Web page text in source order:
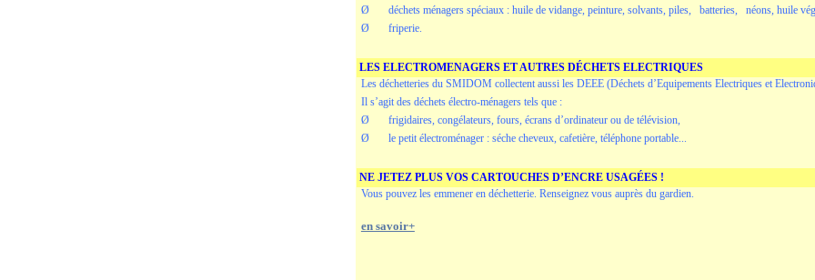
Ø
déchets ménagers spéciaux : huile de vidange, peinture, solvants, piles, batteries, néons, huile
Ø
friperie.
LES ELECTROMENAGERS ET AUTRES DÉCHETS ELECTRIQUES
Les déchetteries du SMIDOM collectent aussi les DEEE (Déchets d’Equipements Electriques et
Il s’agit des déchets électro-ménagers tels que :
Øfrigidaires, congélateurs, fours, écrans d’ordinateur ou de télévision,
Øle petit électroménager : séche cheveux, cafetière, téléphone portable...
NE JETEZ PLUS VOS CARTOUCHES D’ENCRE USAGÉES !
Vous pouvez les emmener en déchetterie. Renseignez vous auprès du gardien.
en savoir+